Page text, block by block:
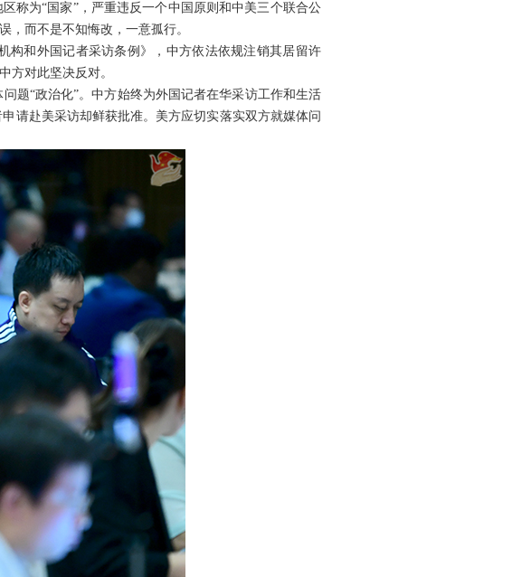
称为“国家”，严重违反一个中国原则和中美三个联合公
，而不是不知悔改，一意孤行。
构和外国记者采访条例》，中方依法依规注销其居留许
方对此坚决反对。
题“政治化”。中方始终为外国记者在华采访工作和生活
请赴美采访却鲜获批准。美方应切实落实双方就媒体问